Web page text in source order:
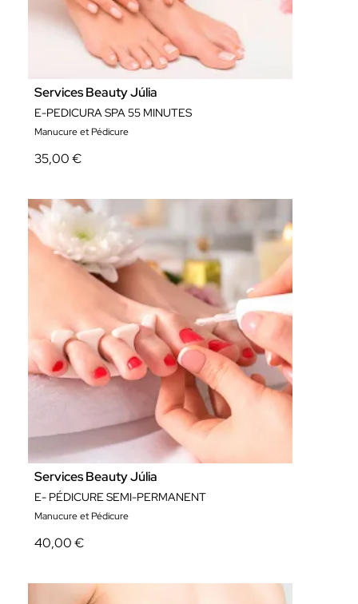
Services Beauty Júlia
E-PEDICURA SPA 55 MINUTES
Manucure et Pédicure
35,00 €
Services Beauty Júlia
E- PÉDICURE SEMI-PERMANENT
Manucure et Pédicure
40,00 €